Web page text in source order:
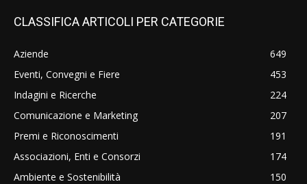
CLASSIFICA ARTICOLI PER CATEGORIE
Aziende
649
Eventi, Convegni e Fiere
453
Indagini e Ricerche
224
Comunicazione e Marketing
207
Premi e Riconoscimenti
191
Associazioni, Enti e Consorzi
174
Ambiente e Sostenibilità
150